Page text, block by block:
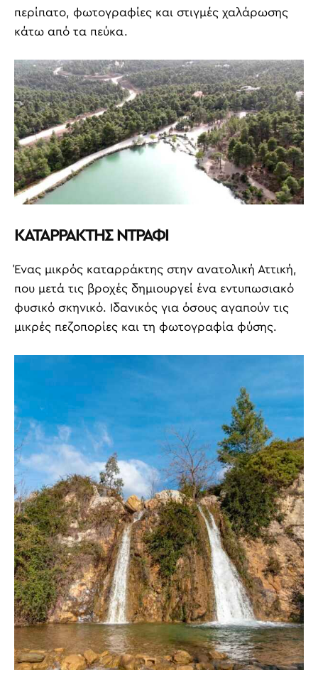
περίπατο, φωτογραφίες και στιγμές χαλάρωσης
κάτω από τα πεύκα.
ΚΑΤΑΡΡΑΚΤΗΣ ΝΤΡΑΦΙ
Ένας μικρός καταρράκτης στην ανατολική Αττική,
που μετά τις βροχές δημιουργεί ένα εντυπωσιακό
φυσικό σκηνικό. Ιδανικός για όσους αγαπούν τις
μικρές πεζοπορίες και τη φωτογραφία φύσης.